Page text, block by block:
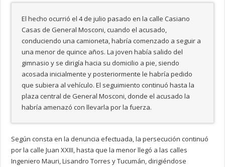
El hecho ocurrió el 4 de julio pasado en la calle Casiano
Casas de General Mosconi, cuando el acusado,
conduciendo una camioneta, habría comenzado a seguir a
una menor de quince años. La joven había salido del
gimnasio y se dirigía hacia su domicilio a pie, siendo
acosada inicialmente y posteriormente le habría pedido
que subiera al vehículo. El seguimiento continuó hasta la
plaza central de General Mosconi, donde el acusado la
habría amenazó con llevarla por la fuerza.
Según consta en la denuncia efectuada, la persecución continuó
por la calle Juan XXIII, hasta que la menor llegó a las calles
Ingeniero Mauri, Lisandro Torres y Tucumán, dirigiéndose